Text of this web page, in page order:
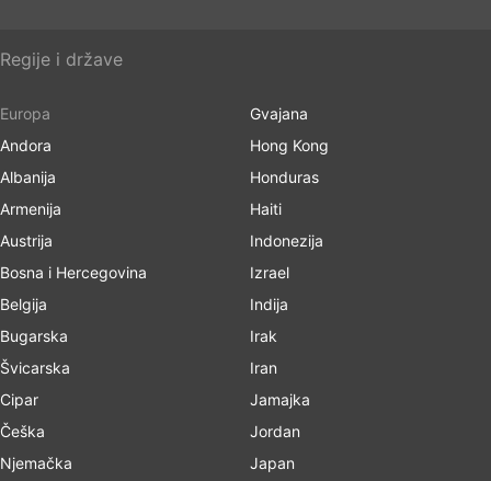
Regije i države
Europa
Andora
Albanija
Armenija
Austrija
Bosna i Hercegovina
Belgija
Bugarska
Švicarska
Cipar
Češka
Njemačka
Gvajana
Hong Kong
Honduras
Haiti
Indonezija
Izrael
Indija
Irak
Iran
Jamajka
Jordan
Japan